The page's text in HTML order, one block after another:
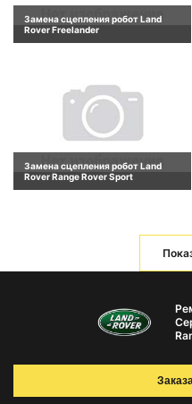
Замена сцепления робот Land
Rover Freelander
Замена сцепления робот Land
Rover Range Rover Sport